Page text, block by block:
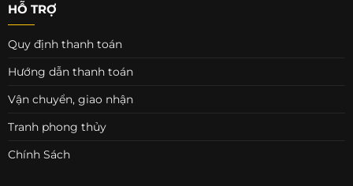
HỖ TRỢ
Quy định thanh toán
Hướng dẫn thanh toán
Vận chuyển, giao nhận
Tranh phong thủy
Chính Sách